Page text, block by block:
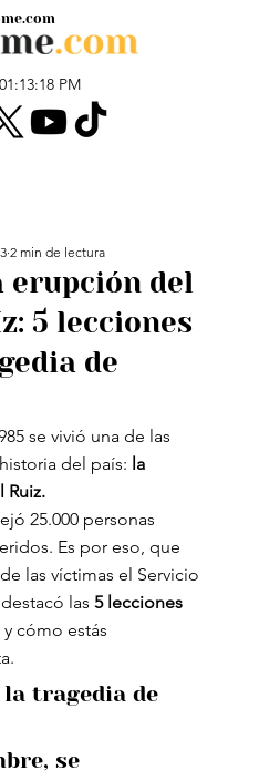
01:13:18 PM
erupción del
5 lecciones
de
2 min de lectura
se vivió una de las
del país: la
Ruiz.
25.000 personas
Es por eso, que
las víctimas el Servicio
las 5 lecciones
y cómo estás
la tragedia de
se